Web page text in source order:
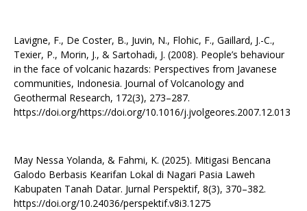
Lavigne, F., De Coster, B., Juvin, N., Flohic, F., Gaillard, J.-C.,
Texier, P., Morin, J., & Sartohadi, J. (2008). People’s behaviour
in the face of volcanic hazards: Perspectives from Javanese
communities, Indonesia. Journal of Volcanology and
Geothermal Research, 172(3), 273–287.
https://doi.org/https://doi.org/10.1016/j.jvolgeores.2007.12.013
May Nessa Yolanda, & Fahmi, K. (2025). Mitigasi Bencana
Galodo Berbasis Kearifan Lokal di Nagari Pasia Laweh
Kabupaten Tanah Datar. Jurnal Perspektif, 8(3), 370–382.
https://doi.org/10.24036/perspektif.v8i3.1275